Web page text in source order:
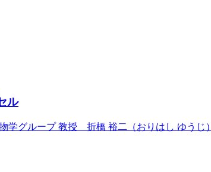
ル
学グループ 教授 折橋 裕二（おりはし ゆうじ）